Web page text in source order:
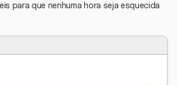
para que nenhuma hora seja esquecida